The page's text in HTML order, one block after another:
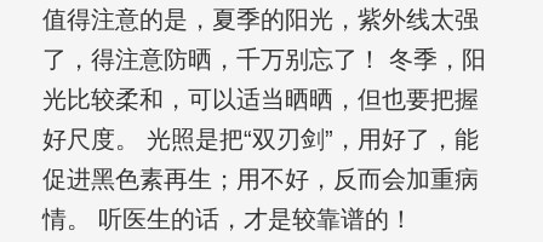
值得注意的是，夏季的阳光，紫外线太强
了，得注意防晒，千万别忘了！ 冬季，阳
光比较柔和，可以适当晒晒，但也要把握
好尺度。 光照是把“双刃剑”，用好了，能
促进黑色素再生；用不好，反而会加重病
情。 听医生的话，才是较靠谱的！